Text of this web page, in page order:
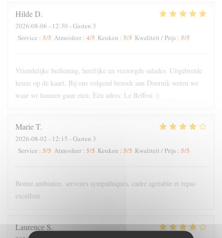
HildeD
2026-08-06 - 12:30 - Gasten 3
Service : 5/5 Atmosfeer : 4/5 Keuken : 5/5 Kwaliteit / Prijs : 5/5
Vriendelijke bediening, heerlijke en verzorgde salades. Uitgebreide
keuze op de kaart. Bij ons volgend bezoek aan Doornik weten we
waar wr kunnen gaan eten. Eén adres: Le Beffroi :)
MarieT
2026-08-02 - 12:15 - Gasten 3
Service : 5/5 Atmosfeer : 5/5 Keuken : 5/5 Kwaliteit / Prijs : 5/5
Bonne ambiance, serveurs sympathiques, cadre agréable et repas
excellent
LaurenceS